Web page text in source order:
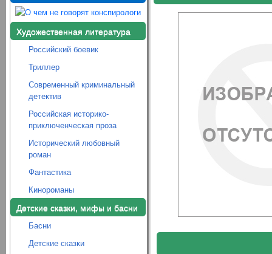
Художественная литература
Российский боевик
Триллер
Современный криминальный
детектив
Российская историко-
приключенческая проза
Исторический любовный
роман
Фантастика
Кинороманы
Детские сказки, мифы и басни
Басни
Детские сказки